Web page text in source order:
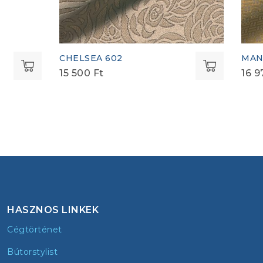
CHELSEA 602
15 500 Ft 16
HASZNOS LINKEK
Cégtörténet
Bútorstylist